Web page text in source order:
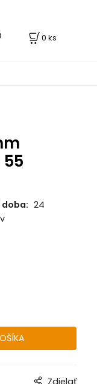
0 ks
55
24